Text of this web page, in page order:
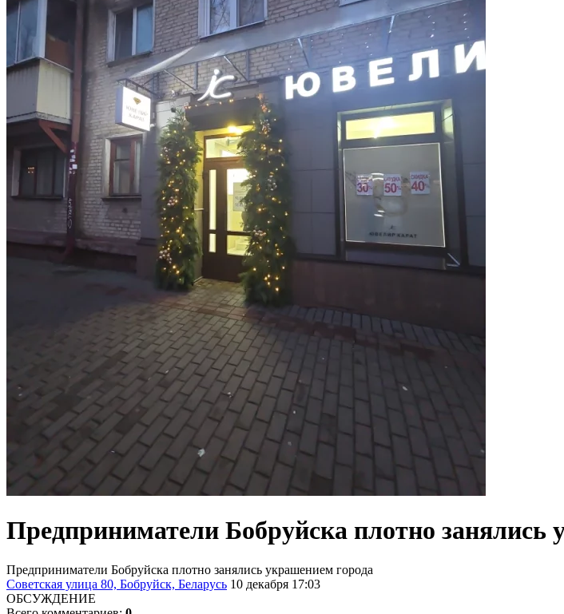
Предприниматели Бобруйска плотно занялись
Предприниматели Бобруйска плотно занялись украшением города
Советская улица 80, Бобруйск, Беларусь 10 декабря 17:03
ОБСУЖДЕНИЕ